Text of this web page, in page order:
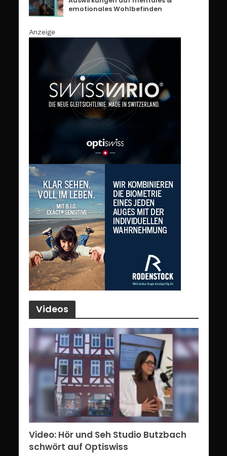
emotionales Wohlbefinden
Anzeige
Videos
Video: Hör und Seh Studio Butzbach
schwört auf Optiswiss